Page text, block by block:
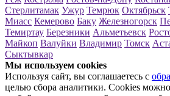
Стерлитамак Ужур Темрюк Октябрьск
Миасс Кемерово Баку Железногорск
Темиртау Березники Альметьевск
Майкоп Валуйки Владимир Томск
Сыктывкар
Мы используем cookies
Используя сайт, вы соглашаетесь с
целью сбора аналитики. Cookies